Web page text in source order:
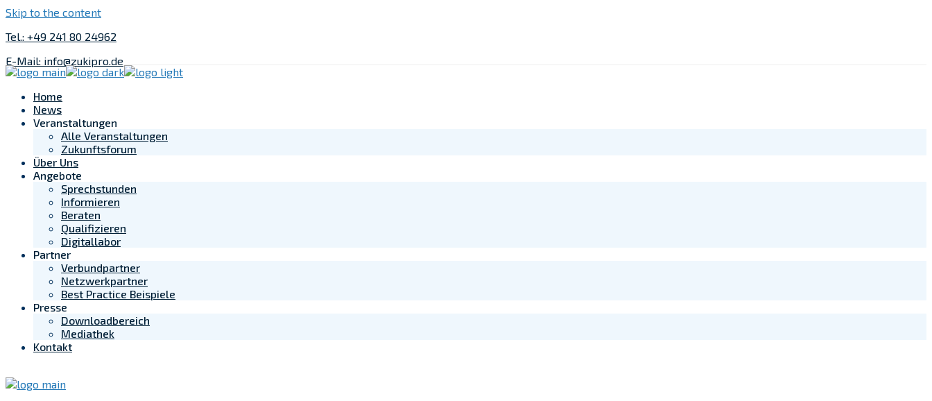
Skip to the content
Tel.: +49 241 80 24962
E-Mail: info@zukipro.de
Home
News
Veranstaltungen
Alle Veranstaltungen
Zukunftsforum
Über Uns
Angebote
Sprechstunden
Informieren
Beraten
Qualifizieren
Digitallabor
Partner
Verbundpartner
Netzwerkpartner
Best Practice Beispiele
Presse
Downloadbereich
Mediathek
Kontakt